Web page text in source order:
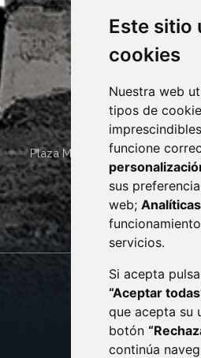
Este sitio
cookies
Nuestra web
tipos de
funcione
sus
web; Analíticas
servicios.
Si acepta
“Aceptar
que acepta su
botón
continúa
Plaza Mayor 4 22400 MONZÓN
· (34) 974 400
CONTACTO
AVISO
PROTECCIÓN
POLÍTICA DE